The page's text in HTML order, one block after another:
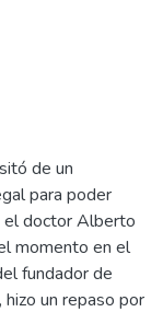
de un
para poder
el doctor Alberto
momento en el
fundador de
hizo un repaso por